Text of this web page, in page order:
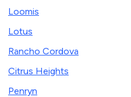
Loomis
Lotus
Rancho Cordova
Citrus Heights
Penryn